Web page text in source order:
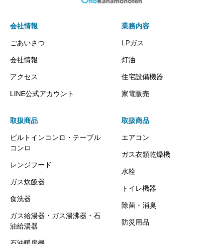
会社情報
ごあいさつ
会社情報
アクセス
LINE公式アカウント
業務内容
LPガス
灯油
住宅設備機器
家電販売
取扱商品
ビルトインコンロ・テーブル
コンロ
レンジフード
ガス炊飯器
食洗器
ガス給湯器・ガス湯沸器・石
油給湯器
取扱商品
エアコン
ガス衣類乾燥機
水栓
トイレ機器
除菌・消臭
防災用品